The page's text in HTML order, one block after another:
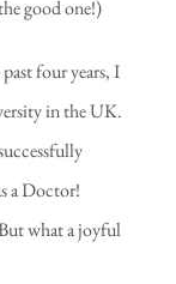
four years, I
in the UK.
a Doctor!
what a joyful